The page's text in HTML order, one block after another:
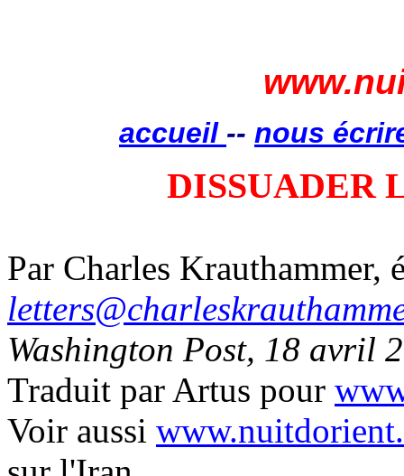
accueil -- nous
DISSUADER
Par Charles Krauthammer,
Washington Post, 18 avril
Traduit par Artus pour
Voir aussi